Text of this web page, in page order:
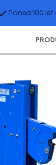
Ponad 100